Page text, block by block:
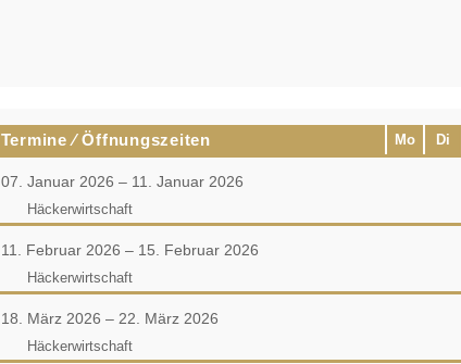
Termine ⁄ Öffnungszeiten Mo Di
07. Januar 2026 – 11. Januar 2026
Häckerwirtschaft
11. Februar 2026 – 15. Februar 2026
Häckerwirtschaft
18. März 2026 – 22. März 2026
Häckerwirtschaft